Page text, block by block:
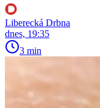
Liberecká Drbna
dnes, 19:35
3 min